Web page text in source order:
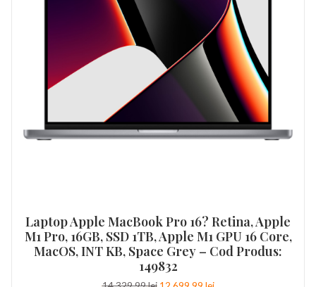
Laptop Apple MacBook Pro 16? Retina, Apple
M1 Pro, 16GB, SSD 1TB, Apple M1 GPU 16 Core,
MacOS, INT KB, Space Grey – Cod Produs:
149832
Prețul
Prețul